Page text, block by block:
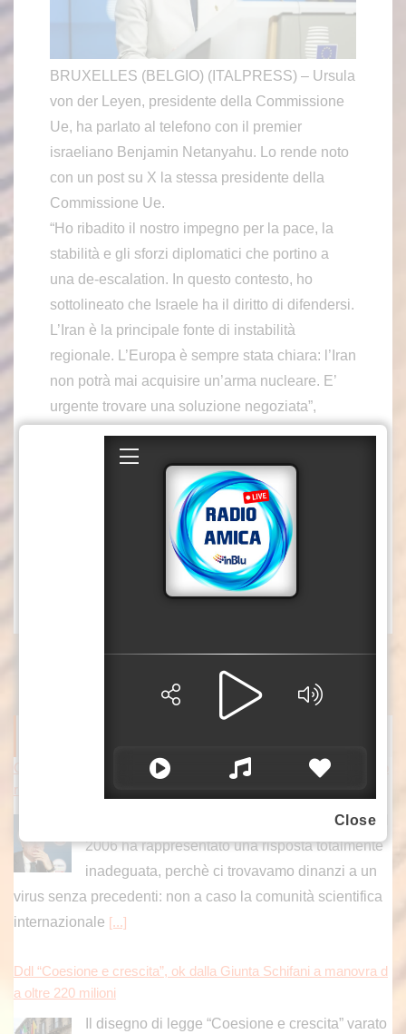
BRUXELLES (BELGIO) (ITALPRESS) – Ursula
von der Leyen, presidente della Commissione
Ue, ha parlato al telefono con il premier
israeliano Benjamin Netanyahu. Lo rende noto
con un post su X la stessa presidente della
Commissione Ue.
“Ho ribadito il nostro impegno per la pace, la
stabilità e gli sforzi diplomatici che portino a
una de-escalation. In questo contesto, ho
sottolineato che Israele ha il diritto di difendersi.
L’Iran è la principale fonte di instabilità
regionale. L’Europa è sempre stata chiara: l’Iran
non potrà mai acquisire un’arma nucleare. E’
urgente trovare una soluzione negoziata”,
seguire “con profonda preoccupazione gli
sviluppi in Medio Oriente” e sottolineando come
la situazione umanitaria a Gaza sia
Covid, Conte “Piano pandemico 2006 inadeguato, virus senza p
recedenti”
ROMA (ITALPRESS) – “Il Piano pandemico del
2006 ha rappresentato una risposta totalmente
inadeguata, perchè ci trovavamo dinanzi a un
virus senza precedenti: non a caso la comunità scientifica
internazionale [...]
Ddl “Coesione e crescita”, ok dalla Giunta Schifani a manovra d
a oltre 220 milioni
Il disegno di legge “Coesione e crescita” varato
Close